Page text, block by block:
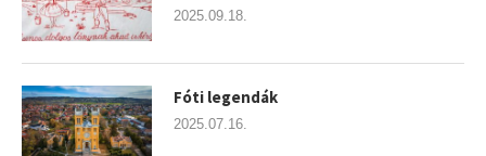
2025.09.18.
Fóti legendák
2025.07.16.